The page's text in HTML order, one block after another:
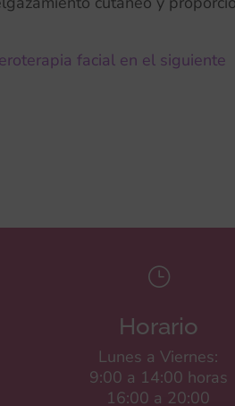
facial en el siguiente
}
Horario
Lunes a Viernes:
9:00 a 14:00 horas
16:00 a 20:00